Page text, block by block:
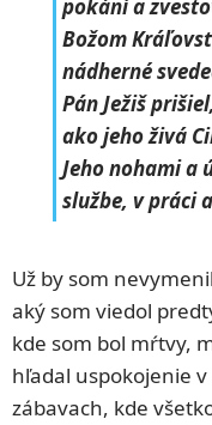
pokání a
Božom
nádherné
Pán Ježiš
ako jeho živá
Jeho nohami a
službe, v práci
Už by som
aký som viedol
kde som bol mŕtvy,
hľadal uspokojenie
zábavach, kde